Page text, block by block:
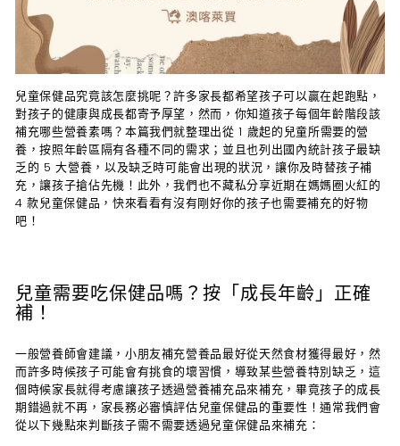
兒童保健品究竟該怎麼挑呢？許多家長都希望孩子可以贏在起跑點，
對孩子的健康與成長都寄予厚望，然而，你知道孩子每個年齡階段該
補充哪些營養素嗎？本篇我們就整理出從 1 歲起的兒童所需要的營
養，按照年齡區隔有各種不同的需求；並且也列出國內統計孩子最缺
乏的 5 大營養，以及缺乏時可能會出現的狀況，讓你及時替孩子補
充，讓孩子搶佔先機！此外，我們也不藏私分享近期在媽媽圈火紅的
4 款兒童保健品，快來看看有沒有剛好你的孩子也需要補充的好物
吧！
兒童需要吃保健品嗎？按「成長年齡」正確
補！
一般營養師會建議，小朋友補充營養品最好從天然食材獲得最好，然
而許多時候孩子可能會有挑食的壞習慣，導致某些營養特別缺乏，這
個時候家長就得考慮讓孩子透過營養補充品來補充，畢竟孩子的成長
期錯過就不再，家長務必審慎評估兒童保健品的重要性！通常我們會
從以下幾點來判斷孩子需不需要透過兒童保健品來補充：